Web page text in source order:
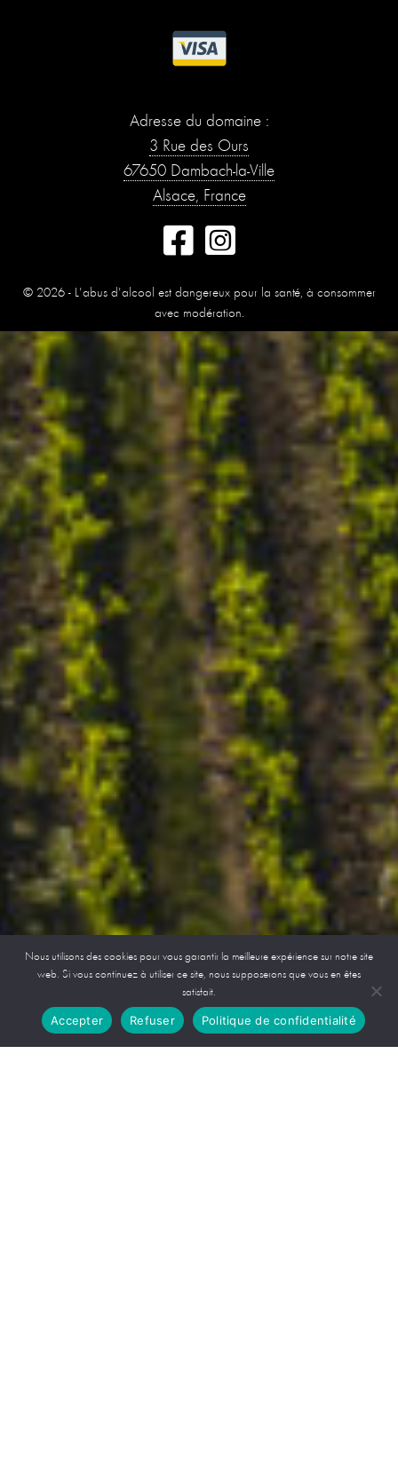
Adresse du domaine :
3 Rue des Ours
67650 Dambach-la-Ville
Alsace, France
© 2026 - L'abus d'alcool est dangereux pour la santé, à consommer
avec modération.
Nous utilisons des cookies pour vous garantir la meilleure expérience sur notre site
web. Si vous continuez à utiliser ce site, nous supposerons que vous en êtes
satisfait.
Accepter Refuser Politique de confidentialité